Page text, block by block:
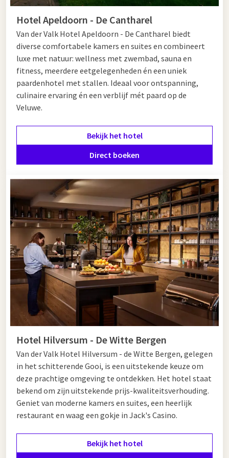
Overnachten bij Van der Valk langs de A1
Wilt u uw tussenstop nog comfortabeler maken? Overnacht
dan in een van onze Van der Valk hotel langs de A1. Begin uw
dag uitgerust met een uitgebreid ontbijt in een A1
wegrestaurant voordat u uw reis weer vervolgt. Bekijk
hieronder de hotels die langs de A1 gelegen zijn.
Hotel Apeldoorn - De Cantharel
Van der Valk Hotel Apeldoorn - De Cantharel biedt
diverse comfortabele kamers en suites en combineert
luxe met natuur: wellness met zwembad, sauna en
fitness, meerdere eetgelegenheden én een uniek
paardenhotel met stallen. Ideaal voor ontspanning,
culinaire ervaring én een verblijf mét paard op de
Veluwe.
Bekijk het hotel
Direct boeken
Hotel Hilversum - De Witte Bergen
Van der Valk Hotel Hilversum - de Witte Bergen, gelegen
in het schitterende Gooi, is een uitstekende keuze om
deze prachtige omgeving te ontdekken. Het hotel staat
bekend om zijn uitstekende prijs-kwaliteitsverhouding.
Geniet van moderne kamers en suites, een heerlijk
restaurant en waag een gokje in Jack's Casino.
Bekijk het hotel